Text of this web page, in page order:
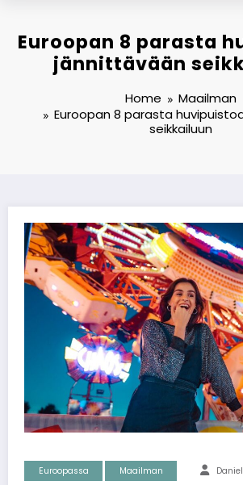
Euroopan 8 parasta
jännittävään
Home
Maailman
Euroopan 8 parasta
seikkailuun
Euroopassa Maailman